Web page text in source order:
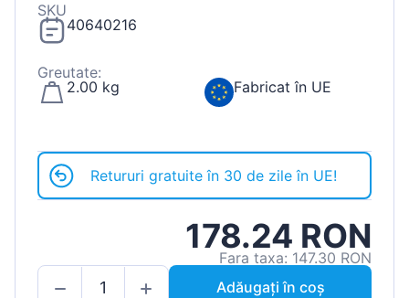
SKU
40640216
Greutate:
2.00 kg
Fabricat în UE
Retururi gratuite în 30 de zile în UE!
178.24 RON
Fara taxa: 147.30 RON
Adăugați în coș